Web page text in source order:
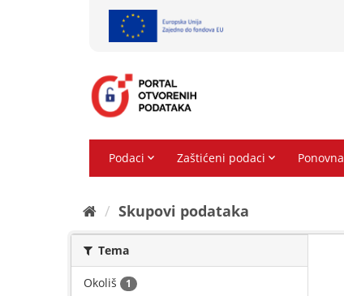
Skupovi podаtаkа
Tema
Okoliš 1